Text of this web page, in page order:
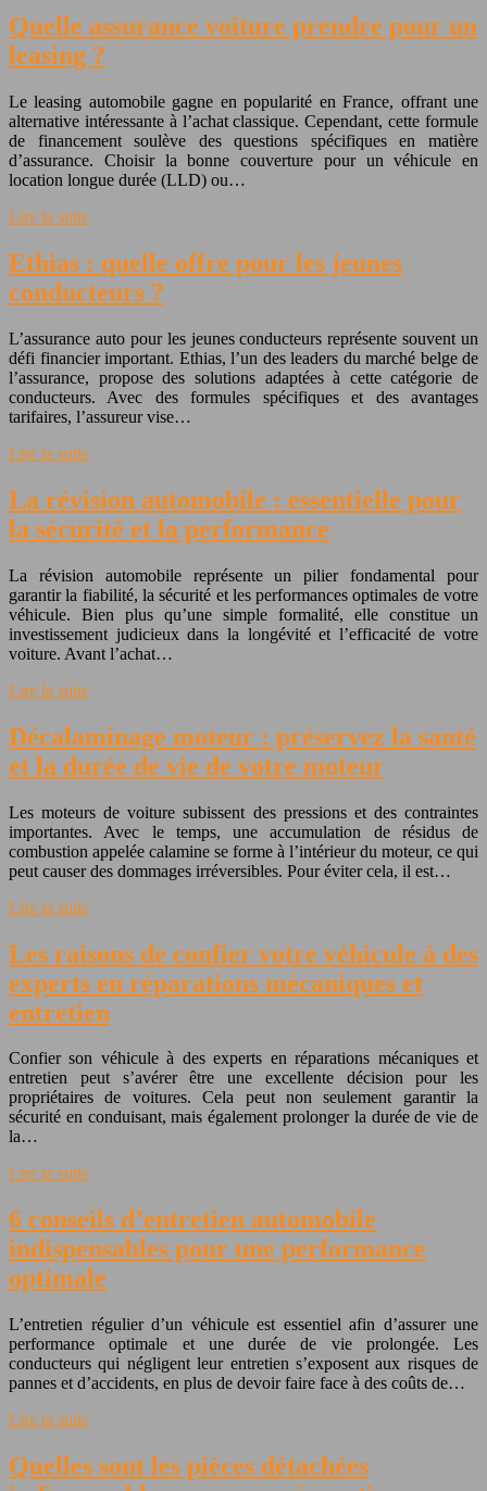
Quelle assurance voiture prendre pour un
leasing ?
Le leasing automobile gagne en popularité en France, offrant une
alternative intéressante à l’achat classique. Cependant, cette formule
de financement soulève des questions spécifiques en matière
d’assurance. Choisir la bonne couverture pour un véhicule en
location longue durée (LLD) ou…
Lire la suite
Ethias : quelle offre pour les jeunes
conducteurs ?
L’assurance auto pour les jeunes conducteurs représente souvent un
défi financier important. Ethias, l’un des leaders du marché belge de
l’assurance, propose des solutions adaptées à cette catégorie de
conducteurs. Avec des formules spécifiques et des avantages
tarifaires, l’assureur vise…
Lire la suite
La révision automobile : essentielle pour
la sécurité et la performance
La révision automobile représente un pilier fondamental pour
garantir la fiabilité, la sécurité et les performances optimales de votre
véhicule. Bien plus qu’une simple formalité, elle constitue un
investissement judicieux dans la longévité et l’efficacité de votre
voiture. Avant l’achat…
Lire la suite
Décalaminage moteur : préservez la santé
et la durée de vie de votre moteur
Les moteurs de voiture subissent des pressions et des contraintes
importantes. Avec le temps, une accumulation de résidus de
combustion appelée calamine se forme à l’intérieur du moteur, ce qui
peut causer des dommages irréversibles. Pour éviter cela, il est…
Lire la suite
Les raisons de confier votre véhicule à des
experts en réparations mécaniques et
entretien
Confier son véhicule à des experts en réparations mécaniques et
entretien peut s’avérer être une excellente décision pour les
propriétaires de voitures. Cela peut non seulement garantir la
sécurité en conduisant, mais également prolonger la durée de vie de
la…
Lire la suite
6 conseils d’entretien automobile
indispensables pour une performance
optimale
L’entretien régulier d’un véhicule est essentiel afin d’assurer une
performance optimale et une durée de vie prolongée. Les
conducteurs qui négligent leur entretien s’exposent aux risques de
pannes et d’accidents, en plus de devoir faire face à des coûts de…
Lire la suite
Quelles sont les pièces détachées